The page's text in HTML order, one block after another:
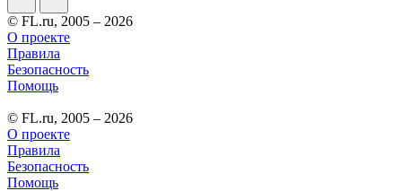
© FL.ru, 2005 – 2026
О проекте
Правила
Безопасность
Помощь
© FL.ru, 2005 – 2026
О проекте
Правила
Безопасность
Помощь